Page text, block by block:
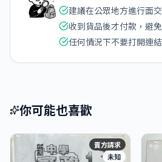
建議在公眾地方進行面交
收到貨品後才付款，避
任何情況下不要打開連
你可能也喜歡
賣方請求
未知